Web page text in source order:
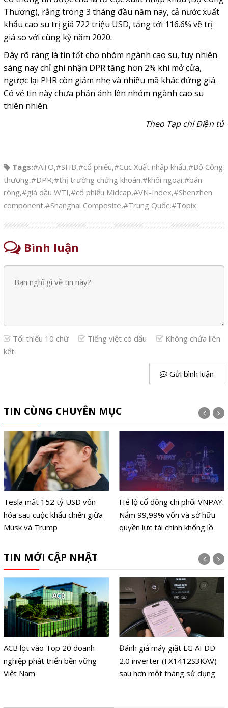
Thương), rằng trong 3 tháng đầu năm nay, cả nước xuất
khẩu cao su trị giá 722 triệu USD, tăng tới 116.6% về trị
giá so với cùng kỳ năm 2020.
Đây rõ ràng là tin tốt cho nhóm ngành cao su, tuy nhiên
sáng nay chỉ ghi nhận DPR tăng hơn 2% khi mở cửa,
ngược lại PHR còn giảm nhẹ và nhiều mã khác đứng giá.
Có vẻ tin này chưa phản ánh lên nhóm ngành cao su
thiên nhiên.
Theo Tạp chí Điện tử
Tags:#ATO,#SHB,#cổ phiếu,#Cục Xuất nhập khẩu,#Bộ Công
thương,#DPR,#thị trường chứng khoán,#khối ngoại,#bán
ròng,#giá dầu WTI,#cổ phiếu Midcap,#VN-Index,#Shenzhen
component,#Shanghai Composite,#Trung Quốc,#Topix
Bình luận
Tối thiểu 10 chữ Tiếng việt có dấu
Không chứa liên
kết
Gửi bình luận
TIN CÙNG CHUYÊN MỤC
Tesla mất 152 tỷ USD vốn
hóa sau cuộc khẩu chiến giữa
Musk và Trump
Hé lộ cổ đông chi phối VNPAY:
Nắm 99,99% vốn và sở hữu
quyền lực tài chính khổng lồ
TIN MỚI CẬP NHẬT
ACB lọt vào Top 20 doanh
nghiệp phát triển bền vững
Việt Nam
Đánh giá máy giặt LG AI DD
2.0 inverter (FX1412S3KAV)
sau hơn một tháng sử dụng